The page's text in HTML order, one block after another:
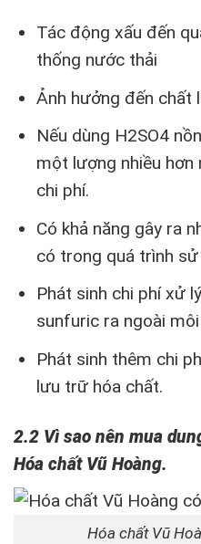
Tác động xấu đến
thống nước thải
Ảnh hưởng đến chất
Nếu dùng H2SO4
một lượng nhiều hơn
chi phí.
Có khả năng gây ra
có trong quá trình
Phát sinh chi phí xử
sunfuric ra ngoài
Phát sinh thêm chi
lưu trữ hóa chất.
2.2 Vì sao nên mua
Hóa chất Vũ Hoàng.
Hóa chất Vũ